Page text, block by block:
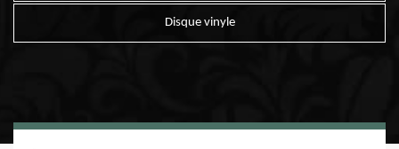
Disque vinyle